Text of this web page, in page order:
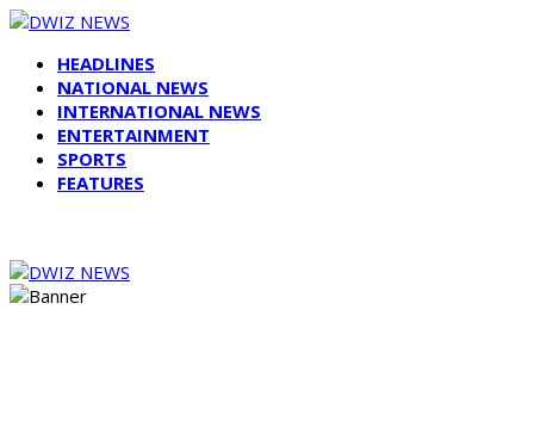
HEADLINES
NATIONAL NEWS
INTERNATIONAL NEWS
ENTERTAINMENT
SPORTS
FEATURES